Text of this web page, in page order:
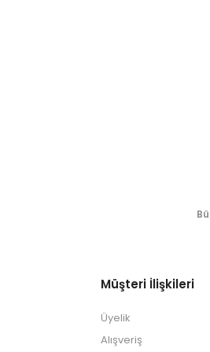
Müşteri İlişkileri
Üyelik
Alışveriş